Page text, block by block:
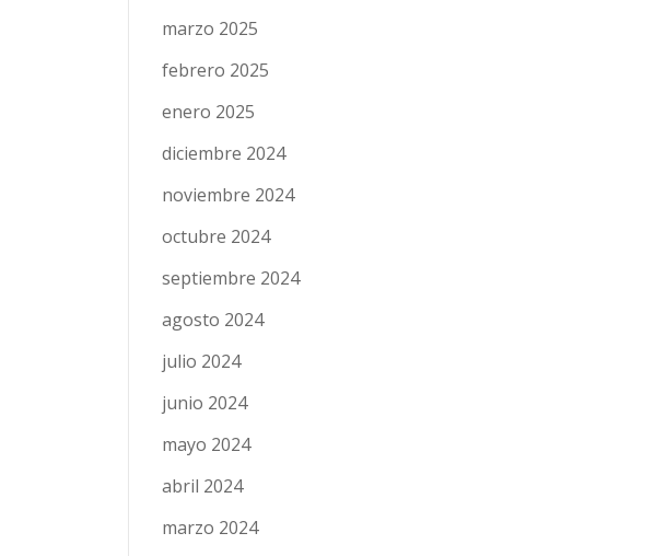
marzo 2025
febrero 2025
enero 2025
diciembre 2024
noviembre 2024
octubre 2024
septiembre 2024
agosto 2024
julio 2024
junio 2024
mayo 2024
abril 2024
marzo 2024